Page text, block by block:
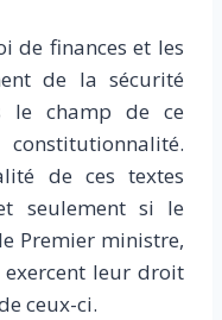
de finances et les
de la sécurité
le champ de ce
de ces textes
seulement si le
Premier ministre,
leur droit
ceux-ci.